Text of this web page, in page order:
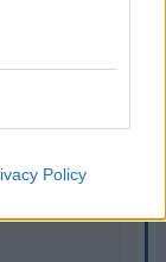
Policy
ευθύνη. Το
θα